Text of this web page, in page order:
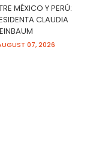
MÉXICO Y PERÚ:
CLAUDIA
07, 2026